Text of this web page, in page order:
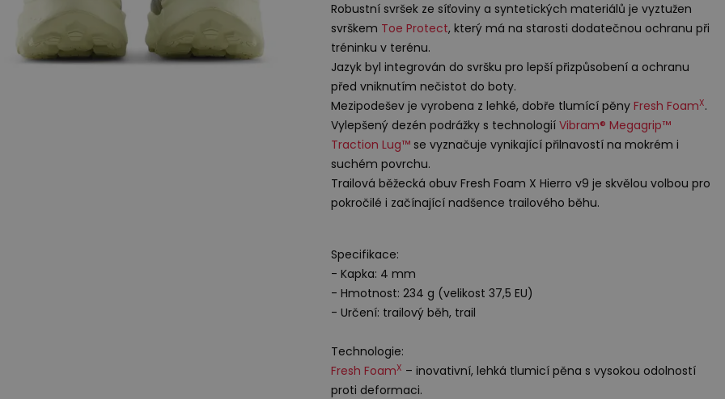
Robustní svršek ze síťoviny a syntetických materiálů je vyztužen
svrškem Toe Protect, který má na starosti dodatečnou ochranu při
tréninku v terénu.
Jazyk byl integrován do svršku pro lepší přizpůsobení a ochranu
před vniknutím nečistot do boty.
Mezipodešev je vyrobena z lehké, dobře tlumící pěny Fresh FoamX.
Vylepšený dezén podrážky s technologií Vibram® Megagrip™
Traction Lug™se vyznačuje vynikající přilnavostí na mokrém i
suchém povrchu.
Trailová běžecká obuv Fresh Foam X Hierro v9 je skvělou volbou pro
pokročilé i začínající nadšence trailového běhu.
Specifikace:
- Kapka: 4 mm
- Hmotnost: 234 g (velikost 37,5 EU)
- Určení: trailový běh, trail
Technologie:
Fresh FoamX – inovativní, lehká tlumicí pěna s vysokou odolností
proti deformaci.